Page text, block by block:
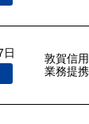
日
敦賀信
業務提